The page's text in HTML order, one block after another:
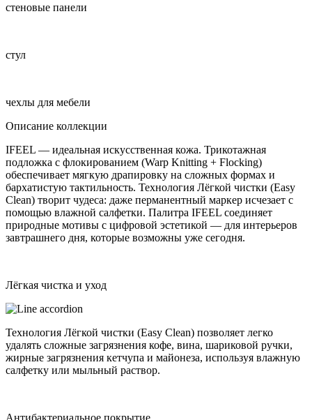
стеновые панели
стул
чехлы для мебели
Описание коллекции
IFEEL — идеальная искусственная кожа. Трикотажная
подложка с флокированием (Warp Knitting + Flocking)
обеспечивает мягкую драпировку на сложных формах и
бархатистую тактильность. Технология Лёгкой чистки (Easy
Clean) творит чудеса: даже перманентный маркер исчезает с
помощью влажной салфетки. Палитра IFEEL соединяет
природные мотивы с цифровой эстетикой — для интерьеров
завтрашнего дня, которые возможны уже сегодня.
Лёгкая чистка и уход
Технология Лёгкой чистки (Easy Clean) позволяет легко
удалять сложные загрязнения кофе, вина, шариковой ручки,
жирные загрязнения кетчупа и майонеза, используя влажную
салфетку или мыльный раствор.